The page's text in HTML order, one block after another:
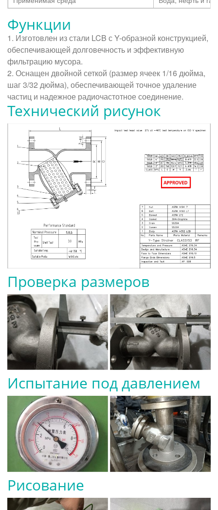
Функции
1. Изготовлен из стали LCB с Y-образной конструкцией,
обеспечивающей долговечность и эффективную
фильтрацию мусора.
2. Оснащен двойной сеткой (размер ячеек 1/16 дюйма,
шаг 3/32 дюйма), обеспечивающей точное удаление
частиц и надежное радиочастотное соединение.
Технический рисунок
Проверка размеров
Испытание под давлением
Рисование